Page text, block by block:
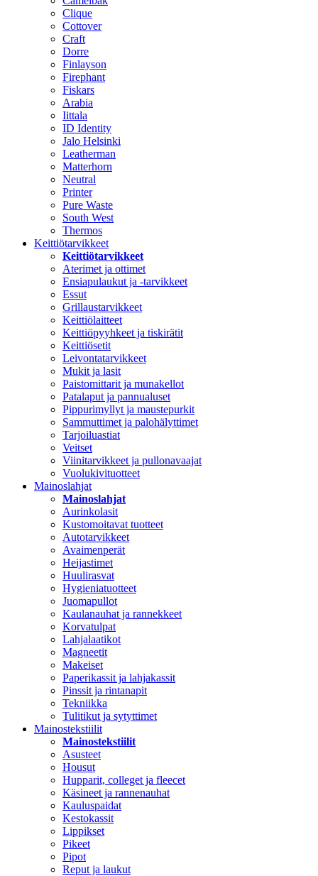
Clique
Cottover
Craft
Dorre
Finlayson
Firephant
Fiskars
Arabia
Iittala
ID Identity
Jalo Helsinki
Leatherman
Matterhorn
Neutral
Printer
Pure Waste
South West
Thermos
Keittiötarvikkeet
Keittiötarvikkeet
Aterimet ja ottimet
Ensiapulaukut ja -tarvikkeet
Essut
Grillaustarvikkeet
Keittiölaitteet
Keittiöpyyhkeet ja tiskirätit
Keittiösetit
Leivontatarvikkeet
Mukit ja lasit
Paistomittarit ja munakellot
Patalaput ja pannualuset
Pippurimyllyt ja maustepurkit
Sammuttimet ja palohälyttimet
Tarjoiluastiat
Veitset
Viinitarvikkeet ja pullonavaajat
Vuolukivituotteet
Mainoslahjat
Mainoslahjat
Aurinkolasit
Kustomoitavat tuotteet
Autotarvikkeet
Avaimenperät
Heijastimet
Huulirasvat
Hygieniatuotteet
Juomapullot
Kaulanauhat ja rannekkeet
Korvatulpat
Lahjalaatikot
Magneetit
Makeiset
Paperikassit ja lahjakassit
Pinssit ja rintanapit
Tekniikka
Tulitikut ja sytyttimet
Mainostekstiilit
Mainostekstiilit
Asusteet
Housut
Hupparit, colleget ja fleecet
Käsineet ja rannenauhat
Kauluspaidat
Kestokassit
Lippikset
Pikeet
Pipot
Reput ja laukut